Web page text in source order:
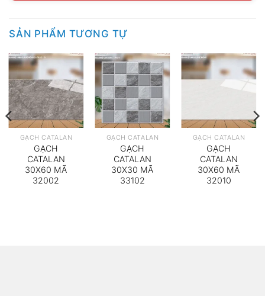
SẢN PHẨM TƯƠNG TỰ
GẠCH CATALAN
GẠCH
CATALAN
30X60 MÃ
32002
GẠCH CATALAN
GẠCH
CATALAN
30X30 MÃ
33102
GẠCH CATALAN
GẠCH
CATALAN
30X60 MÃ
32010